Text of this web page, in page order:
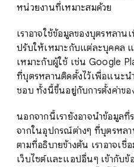
หน่วยงานที่เหมาะสมด้วย
เราอาจใช้ข้อมูลของบุตรหลา
ปรับให้เหมาะกับแต่ละบุคคล
เหมาะกับผู้ใช้ เช่น Google
ที่บุตรหลานติดตั้งไว้เพื่อแนะ
ชอบ ทั้งนี้ขึ้นอยู่กับการตั้งค่าขอ
นอกจากนี้เรายังอาจนำข้อมูลที่
จากในอุปกรณ์ต่างๆ ที่บุตรหล
ตามที่อธิบายข้างต้น เราอาจเ
เว็บไซต์และแอปอื่นๆ เข้ากับ